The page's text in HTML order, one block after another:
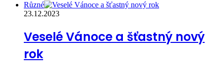
Různé
23.12.2023
Veselé Vánoce a šťastný nový
rok